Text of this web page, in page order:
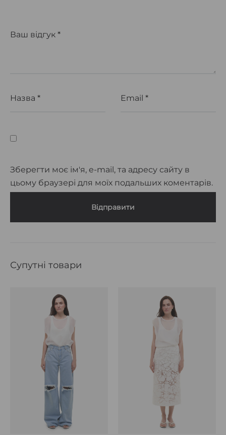
Ваш відгук *
Назва * Email *
Зберегти моє ім'я, e-mail, та адресу сайту в
цьому браузері для моїх подальших коментарів.
Супутні товари